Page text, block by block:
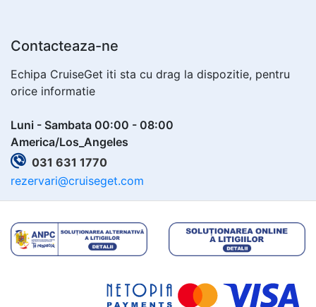
Contacteaza-ne
Echipa CruiseGet iti sta cu drag la dispozitie, pentru
orice informatie
Luni - Sambata 00:00 - 08:00
America/Los_Angeles
031 631 1770
rezervari@cruiseget.com